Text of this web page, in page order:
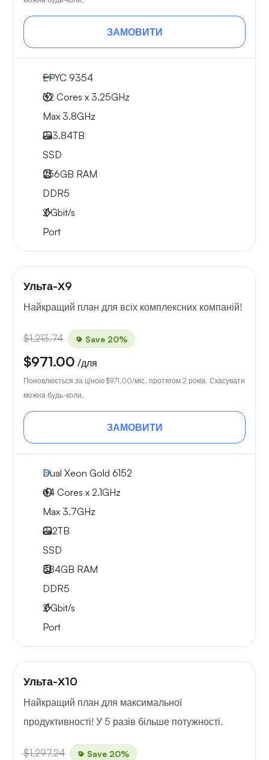
ЗАМОВИТИ
EPYC 9354
32 Cores x 3.25GHz
Max 3.8GHz
2x3.84TB
SSD
256GB RAM
DDR5
2Gbit/s
Port
Ульта-Х9
Найкращий план для всіх комплексних компаній!
$1,213.74 Save 20%
$971.00 /для
Поновлюється за ціною $971.00/міс. протягом 2 років. Скасувати
можна будь-коли.
ЗАМОВИТИ
Dual Xeon Gold 6152
44 Cores x 2.1GHz
Max 3.7GHz
2x2TB
SSD
384GB RAM
DDR5
2Gbit/s
Port
Ульта-Х10
Найкращий план для максимальної
продуктивності! У 5 разів більше потужності.
$1,297.24 Save 20%